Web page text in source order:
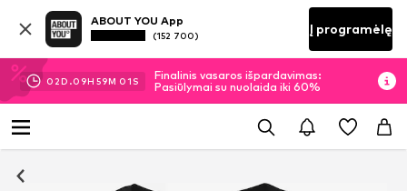
ABOUT YOU App
(152 700) Į programėlę
02D.09H 59M 00S
Finalinis vasaros išpardavimas:
Pasiūlymai su nuolaida iki 60%